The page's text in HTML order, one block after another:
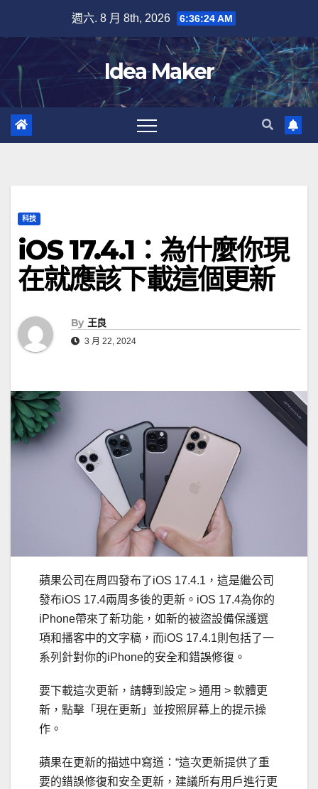
content
週六. 8 月 8th, 2026 6:36:24 AM
Idea Maker
科技
iOS 17.4.1：為什麼你現
在就應該下載這個更新
By 王良
3 月 22, 2024
蘋果公司在周四發布了iOS 17.4.1，這是繼公司
發布iOS 17.4兩周多後的更新。iOS 17.4為你的
iPhone帶來了新功能，如新的被盜設備保護選
項和播客中的文字稿，而iOS 17.4.1則包括了一
系列針對你的iPhone的安全和錯誤修復。
要下載這次更新，請轉到設定 > 通用 > 軟體更
新，點擊「現在更新」並按照屏幕上的提示操
作。
蘋果在更新的描述中寫道：“這次更新提供了重
要的錯誤修復和安全更新，建議所有用戶進行更